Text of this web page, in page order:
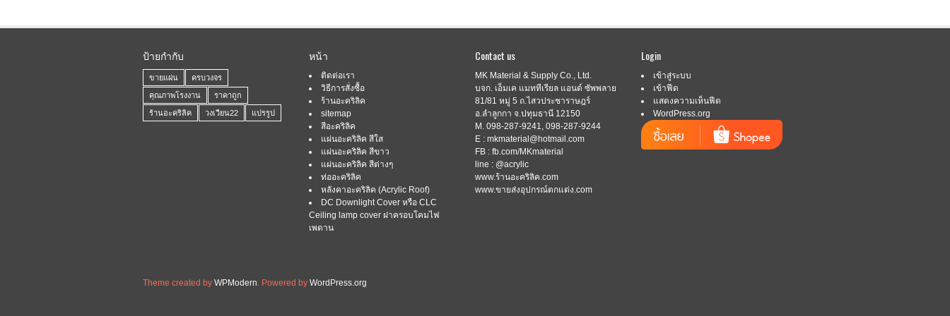
ป้ายกำกับ
ขายแผ่น ครบวงจร
คุณภาพโรงงาน ราคาถูก
ร้านอะคริลิค วงเวียน22 แปรรูป
หน้า
ติดต่อเรา
วิธีการสั่งซื้อ
ร้านอะคริลิค
sitemap
สีอะคริลิค
แผ่นอะคริลิค สีใส
แผ่นอะคริลิค สีขาว
แผ่นอะคริลิค สีต่างๆ
ท่ออะคริลิค
หลังคาอะคริลิค (Acrylic Roof)
DC Downlight Cover หรือ CLC
Ceiling lamp cover ฝาครอบโคมไฟ
เพดาน
Contact us
MK Material & Supply Co., Ltd.
บจก. เอ็มเค แมททีเรียล แอนด์ ซัพพลาย
81/81 หมู่ 5 ถ.ไสวประชาราษฎร์
อ.ลำลูกกา จ.ปทุมธานี 12150
M. 098-287-9241, 098-287-9244
E : mkmaterial@hotmail.com
FB : fb.com/MKmaterial
line : @acrylic
www.ร้านอะคริลิค.com
www.ขายส่งอุปกรณ์ตกแต่ง.com
Login
เข้าสู่ระบบ
เข้าฟีด
แสดงความเห็นฟีด
WordPress.org
Theme created by WPModern. Powered by WordPress.org